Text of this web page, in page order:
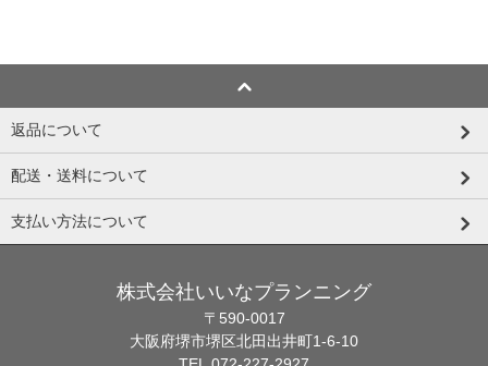
返品について
配送・送料について
支払い方法について
株式会社いいなプランニング
〒590-0017
大阪府堺市堺区北田出井町1-6-10